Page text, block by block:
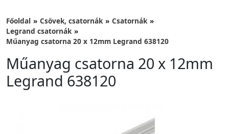
Főoldal Csövek, csatornák
Csatornák
Legrand csatornák
Műanyag csatorna 20 x 12mm Legrand 638120
Műanyag csatorna 20 x 12mm
Legrand 638120